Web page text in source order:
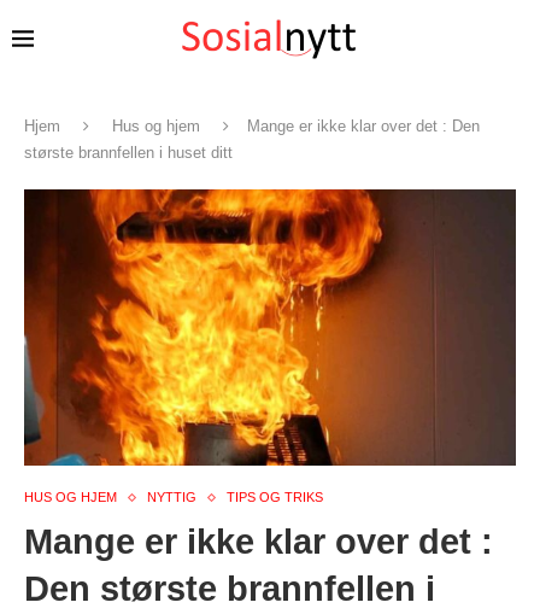
Hjem Hus og hjem
Mange er ikke klar over det : Den
største brannfellen i huset ditt
HUS OG HJEM NYTTIG TIPS OG TRIKS
Mange er ikke klar over det :
Den største brannfellen i